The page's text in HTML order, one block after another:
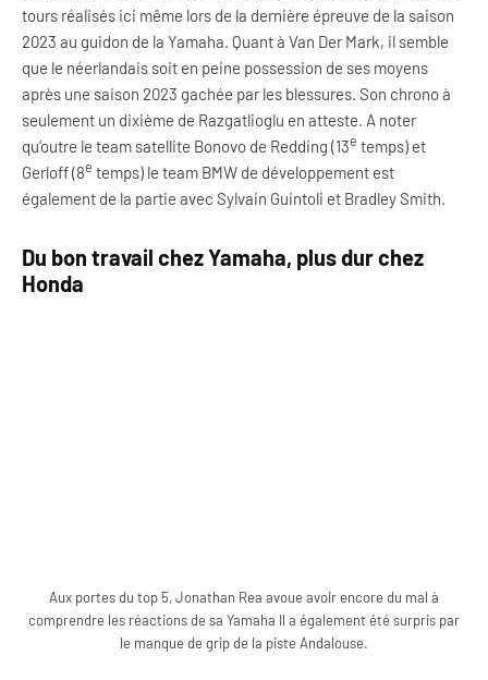
tours réalisés ici même lors de la dernière épreuve de la saison
2023 au guidon de la Yamaha. Quant à Van Der Mark, il semble
que le néerlandais soit en peine possession de ses moyens
après une saison 2023 gachée par les blessures. Son chrono à
seulement un dixième de Razgatlioglu en atteste. A noter
qu’outre le team satellite Bonovo de Redding (13e temps) et
Gerloff (8e temps) le team BMW de développement est
également de la partie avec Sylvain Guintoli et Bradley Smith.
Du bon travail chez Yamaha, plus dur chez
Honda
Aux portes du top 5, Jonathan Rea avoue avoir encore du mal à
comprendre les réactions de sa Yamaha Il a également été surpris par
le manque de grip de la piste Andalouse.